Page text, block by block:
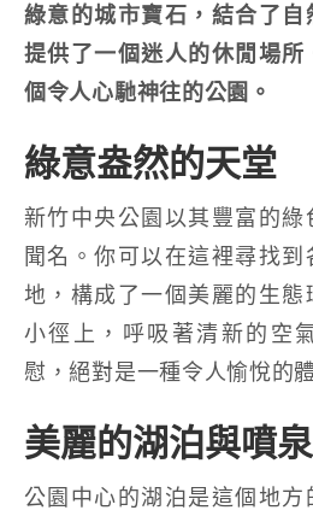
綠意的城市寶石，結合了自
提供了一個迷人的休閒場
個令人心馳神往的公園。
綠意盎然的天堂
新竹中央公園以其豐富的綠
聞名。你可以在這裡尋找
地，構成了一個美麗的生態
小徑上，呼吸著清新的空
慰，絕對是一種令人愉悅的
美麗的湖泊與噴泉
公園中心的湖泊是這個地